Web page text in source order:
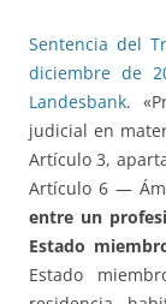
Sentencia del
diciembre de
Landesbank.
judicial en
Artículo 3,
Artículo 6 —
entre un
Estado
Estado